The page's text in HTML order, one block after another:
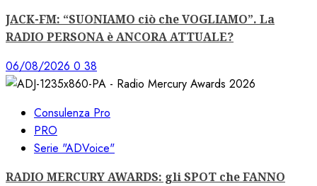
JACK-FM: “SUONIAMO ciò che VOGLIAMO”. La
RADIO PERSONA è ANCORA ATTUALE?
06/08/2026 0 38
Consulenza Pro
PRO
Serie "ADVoice"
RADIO MERCURY AWARDS: gli SPOT che FANNO